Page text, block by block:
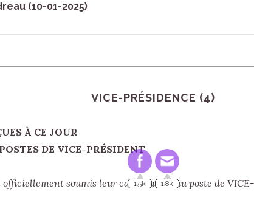
(10-01-2025)
VICE-PRÉSIDENCE (4)
À CE JOUR
DE VICE-PRÉSIDENT
soumis leur candidature au poste de